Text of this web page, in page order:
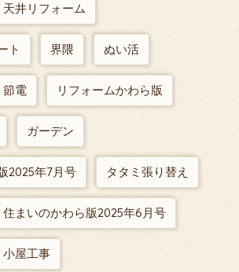
天井リフォーム
ト 界隈 ぬい活
節電 リフォームかわら版
ガーデン
2025年7月号 タタミ張り替え
住まいのかわら版2025年6月号
小屋工事